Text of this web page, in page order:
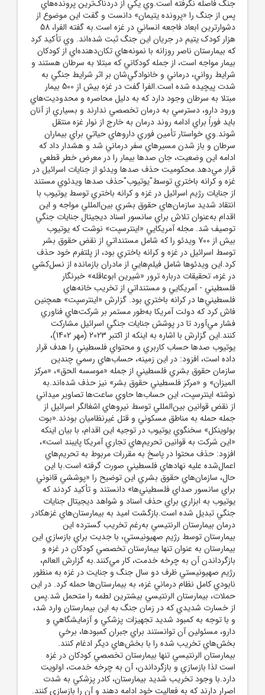
جنگ فاصله نگرفته است.وي يکي از دردناک‌ترين پرونده‌هاي
پس از جنگ را «پرونده يتيمان» دانست و گفت اين موضوع از
دشوارترين ابعاد فاجعه انساني در غزه است.به گفته الفرا، 58
هزار کودک يتيم در جريان اين جنگ ثبت شده‌اند. وي تأکيد کرد
که بيمارستان ناصر روزانه با نمونه‌هاي تکان‌دهنده‌اي از کودکان
بيمار مواجه است، از جمله کودکاني که مبتلا به سرطان هستند و
شرايط رواني، درماني و خانوادگي‌شان بر اثر شرايط جنگي به
شدت پيچيده شده است.الفرا گفت در غزه بيش از 500 بيمار
مبتلا به سرطان وجود دارد که به دليل محاصره و محدوديت‌هاي
ورود دارو، دسترسي به درمان تخصصي ندارند و بسياري از آنان
بايد فوراً براي ادامه روند درمان به خارج از نوار غزه منتقل
شوند.وي خواستار تأمين فوري داروهاي حياتي براي بيماران
سرطان و باز شدن مسيرهاي سفر درماني شد و هشدار داد که
ادامه اين وضعيت، جان صدها بيمار را در معرض خطر قطعي
قرار مي‌دهد.محکوميت حذف صدها ويدئو از جنايات اسرائيل در
غزه و کرانه باختري توسط"يوتيوب"حذف صدها ويدئوي مستند
از جنايات رژيم اسرائيل در غزه و کرانه باختري توسط يوتيوب با
انتقاد شديد سازمان‌هاي حقوق بشري بين‌المللي مواجه و اين
اقدام به‌عنوان تلاش براي سانسور اسناد ديجيتال جنايات جنگي
توصيف شد. مجله آمريکايي «اينترسپت» نوشت که يوتيوب
بيش از 700 ويدئو را که شامل مستنداتي از نقض حقوق بشر
توسط اسرائيل در غزه و کرانه باختري بود، از پلتفرم خود حذف
کرد.اين ويدئوها شامل فيلم‌هايي از مادران بازمانده از نسل‌کشي
در غزه، تحقيقات درباره ترور «شيرين ابوعاقله» خبرنگار
فلسطيني - آمريکايي و مستنداتي از تخريب خانه‌هاي
فلسطيني‌ها در کرانه باختري بود. گزارش «اينترسپت» همچنين
فاش کرد که دولت آمريکا به‌طور مستمر بر شرکت‌هاي فناوري
فشار مي‌آورد تا در پوشش جنايات جنگي اسرائيل مشارکت
کنند.اين گزارش با اشاره به اينکه از اکتبر 2023 (مهر 1402)،
يوتيوب صدها حساب کاربري و محتواي فلسطيني را هدف قرار
داده است، افزود: در اين زمينه، حساب‌هاي رسمي چندين
سازمان حقوق بشري فلسطيني از جمله «موسسه الحق»، «مرکز
الميزان» و «مرکز فلسطيني حقوق بشر» نيز حذف شده‌اند.به
نوشته اينترسپت، اين حساب‌ها حاوي ساعت‌ها تصاوير ميداني
از نقض قوانين بين‌المللي توسط نيروهاي اشغالگر اسرائيل از
جمله حمله به مناطق مسکوني و قتل غيرنظاميان بودند.«بوت
بولوينکل» سخنگوي يوتيوب در توجيه اين اقدام، با بيان اينکه
«اين شرکت به قوانين تحريم‌هاي تجاري آمريکا پايبند است»،
افزود: حذف محتوا در پاسخ به مقررات مربوط به تحريم‌هاي
اعمال‌شده عليه نهادهاي فلسطيني صورت گرفته است.با اين
حال، سازمان‌هاي حقوق بشري اين توضيح را «پوششي قانوني
براي سانسور صداي فلسطيني‌ها» دانستند و تأکيد کردند که
يوتيوب به ابزاري براي حذف اسناد و شواهد ديجيتال جنايات
جنگي تبديل شده است.بازگشت اميد به بيمارستان‌هاي غزهکادر
درمان بيمارستان الرنتيسي به‌رغم تخريب گسترده اين
بيمارستان توسط رژيم صهيونيستي، با جديت براي بازسازي اين
بيمارستان به عنوان تنها بيمارستان تخصصي کودکان در غزه و
بازگرداندن آن به چرخه خدمت، کار مي‌کنند.به گزارش العالم،
رژيم صهيونيستي ظرف دو سال جنگ و جنايت در غزه به منظور
نابودي کامل نظام درماني غزه، به بيمارستان‌ها حمله کرد. در اين
حملات، بيمارستان الرنتيسي بيشترين لطمه را متحمل شد.پس
از خسارت شديدي که در زمان جنگ به اين بيمارستان وارد شد،
و با توجه به کمبود شديد تجهيزات پزشکي و آزمايشگاهي و
دارو، مسئولين آن توانستند براي جبران کمبودها، برخي
بخش‌هاي تخريب شده را با بخش‌هاي ديگر ادغام کنند.
بيمارستان الرنتيسي تنها بيمارستان تخصصي کودکان در غزه
است لذا بازسازي و بازگرداندن، آن به چرخه خدمت، اولويت
دارد.با وجود تخريب شديد بيمارستان، کادر پزشکي به شدت
اصرار دارند که به فعاليت خود ادامه دهند و آن را بازسازي کنند.